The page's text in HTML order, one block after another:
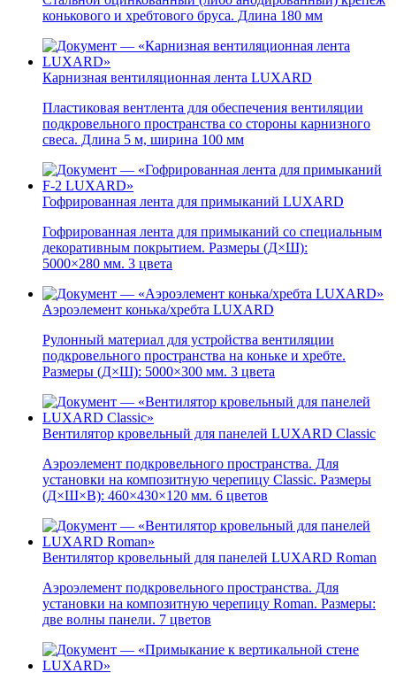
конькового и хребтового бруса. Длина 180 мм
Карнизная вентиляционная лента LUXARD
Пластиковая вентлента для обеспечения вентиляции
подкровельного пространства со стороны карнизного
свеса. Длина 5 м, ширина 100 мм
Гофрированная лента для примыканий LUXARD
Гофрированная лента для примыканий со специальным
декоративным покрытием. Размеры (Д×Ш):
5000×280 мм. 3 цвета
Аэроэлемент конька/хребта LUXARD
Рулонный материал для устройства вентиляции
подкровельного пространства на коньке и хребте.
Размеры (Д×Ш): 5000×300 мм. 3 цвета
Вентилятор кровельный для панелей LUXARD Classic
Аэроэлемент подкровельного пространства. Для
установки на композитную черепицу Classic. Размеры
(Д×Ш×В): 460×430×120 мм. 6 цветов
Вентилятор кровельный для панелей LUXARD Roman
Аэроэлемент подкровельного пространства. Для
установки на композитную черепицу Roman. Размеры:
две волны панели. 7 цветов